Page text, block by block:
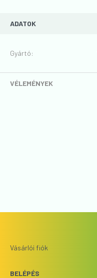
ADATOK
Gyártó:
VÉLEMÉNYEK
Vásárlói fiók
BELÉPÉS